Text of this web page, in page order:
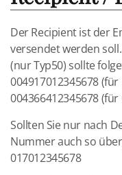
Der Recipient ist der
versendet werden
(nur Typ50) sollte
004917012345678
004366412345678
Sollten Sie nur nach
Nummer auch so
017012345678